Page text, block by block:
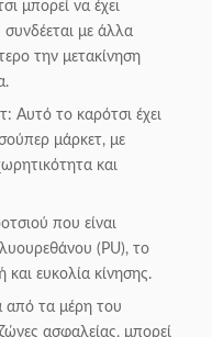
μπορεί να έχει
με άλλα
την μετακίνηση
Αυτό το καρότσι έχει
μάρκετ, με
και
που είναι
(PU), το
και ευκολία κίνησης.
από τα μέρη του
ασφαλείας, μπορεί